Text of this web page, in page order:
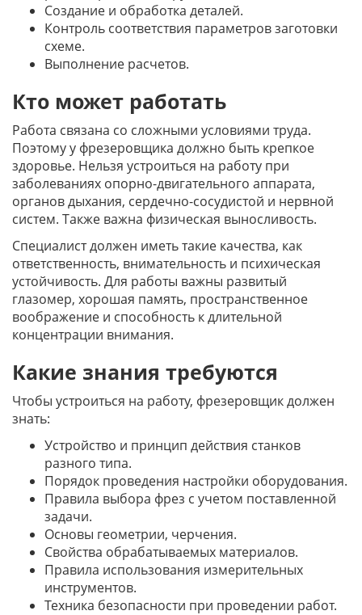
Создание и обработка деталей.
Контроль соответствия параметров заготовки
схеме.
Выполнение расчетов.
Кто может работать
Работа связана со сложными условиями труда.
Поэтому у фрезеровщика должно быть крепкое
здоровье. Нельзя устроиться на работу при
заболеваниях опорно-двигательного аппарата,
органов дыхания, сердечно-сосудистой и нервной
систем. Также важна физическая выносливость.
Специалист должен иметь такие качества, как
ответственность, внимательность и психическая
устойчивость. Для работы важны развитый
глазомер, хорошая память, пространственное
воображение и способность к длительной
концентрации внимания.
Какие знания требуются
Чтобы устроиться на работу, фрезеровщик должен
знать:
Устройство и принцип действия станков
разного типа.
Порядок проведения настройки оборудования.
Правила выбора фрез с учетом поставленной
задачи.
Основы геометрии, черчения.
Свойства обрабатываемых материалов.
Правила использования измерительных
инструментов.
Техника безопасности при проведении работ.